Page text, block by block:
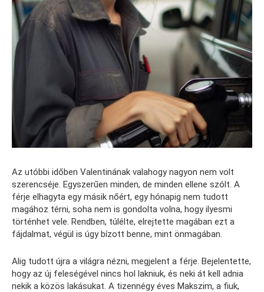
Az utóbbi időben Valentinának valahogy nagyon nem volt
szerencséje. Egyszerűen minden, de minden ellene szólt. A
férje elhagyta egy másik nőért, egy hónapig nem tudott
magához térni, soha nem is gondolta volna, hogy ilyesmi
történhet vele. Rendben, túlélte, elrejtette magában ezt a
fájdalmat, végül is úgy bízott benne, mint önmagában.
Alig tudott újra a világra nézni, megjelent a férje. Bejelentette,
hogy az új feleségével nincs hol lakniuk, és neki át kell adnia
nekik a közös lakásukat. A tizennégy éves Makszim, a fiuk,